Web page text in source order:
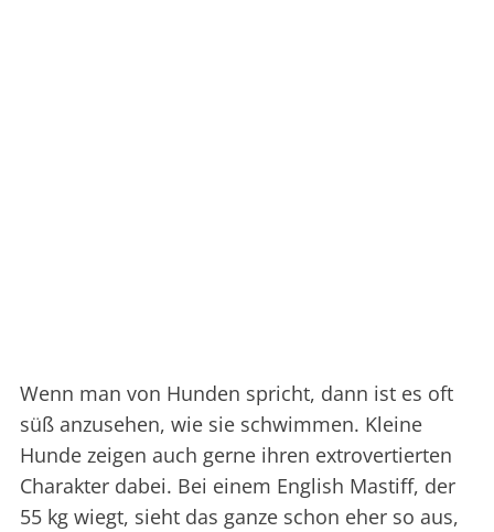
Wenn man von Hunden spricht, dann ist es oft
süß anzusehen, wie sie schwimmen. Kleine
Hunde zeigen auch gerne ihren extrovertierten
Charakter dabei. Bei einem English Mastiff, der
55 kg wiegt, sieht das ganze schon eher so aus,